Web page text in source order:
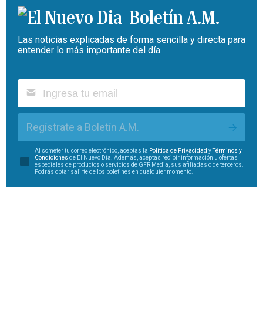
Boletín A.M.
Las noticias explicadas de forma sencilla y directa para
entender lo más importante del día.
Regístrate a Boletín A.M.
Al someter tu correo electrónico, aceptas la Política de Privacidad y
Términos y
Condiciones de El Nuevo Día. Además, aceptas recibir información u ofertas
especiales de productos o servicios de GFR Media, sus afiliadas o de terceros.
Podrás optar salirte de los boletines en cualquier momento.